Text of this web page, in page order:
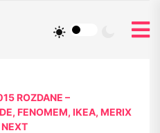
ROZDANE –
FENOMEM, IKEA, MERIX
NEXT